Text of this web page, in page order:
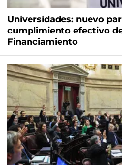
Universidades: nuevo
cumplimiento efectivo
Financiamiento